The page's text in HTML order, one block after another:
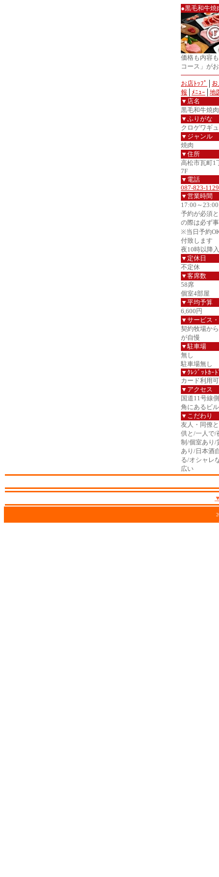
●黒毛和牛
価格も内容
コース」が
お店ﾄｯﾌﾟ
報
ﾒﾆｭｰ
地
▼店名
黒毛和牛焼
▼ふりがな
クロゲワギ
▼ジャンル
焼肉
▼住所
高松市瓦町
7F
▼電話
087-823-1129
▼営業時間
17:00～
予約が必須
の際は必ず
※当日予約
付致します
夜10時以降
▼定休日
不定休
▼客席数
58席
個室4部屋
▼平均予算
6,600円
▼サービス
契約牧場か
が自慢
▼駐車場
無し
駐車場無し
▼ｸﾚｼﾞｯﾄｶｰﾄ
カード利用可
▼アクセス
国道11号線
角にあるビ
▼こだわり
友人・同僚
供と/一人で/
制/個室あり/
あり/日本酒
る/オシャレ
広い